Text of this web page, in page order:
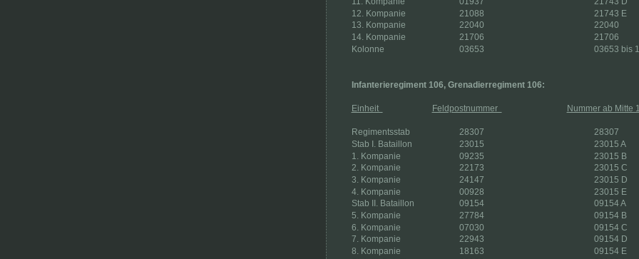
12. Kompanie
21088
21743 E
13. Kompanie
22040
22040
14. Kompanie
21706
21706
Kolonne
03653 03653 bis
Infanterieregiment 106, Grenadierregiment 106:
Einheit Feldpostnummer Nummer ab Mitte
Regimentsstab 28307
28307
Stab I. Bataillon
23015
23015 A
1. Kompanie
09235
23015 B
2. Kompanie
22173
23015 C
3. Kompanie
24147
23015 D
4. Kompanie
00928
23015 E
Stab II. Bataillon
09154
09154 A
5. Kompanie
27784
09154 B
6. Kompanie
07030
09154 C
7. Kompanie
22943
09154 D
8. Kompanie
18163
09154 E